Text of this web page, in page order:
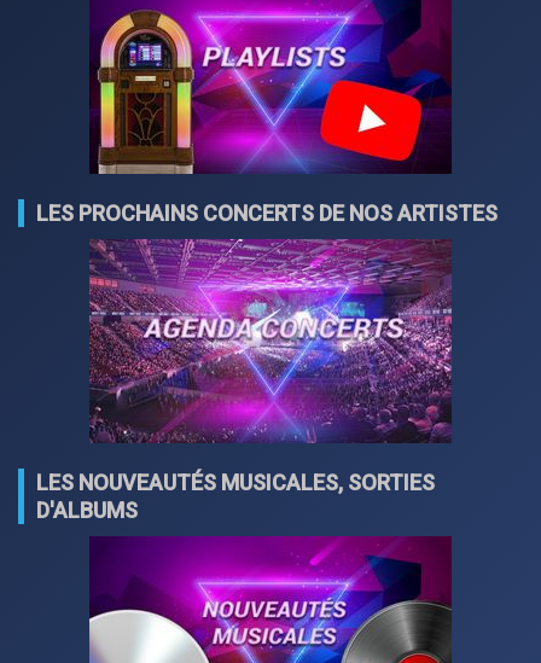
LES PROCHAINS CONCERTS DE NOS ARTISTES
LES NOUVEAUTÉS MUSICALES, SORTIES
D'ALBUMS